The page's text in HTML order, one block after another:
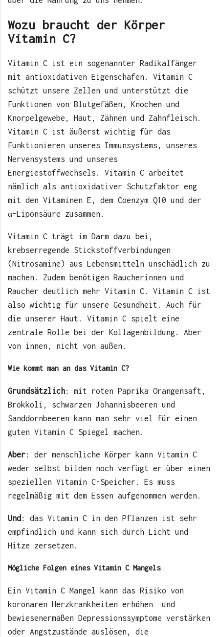
Wozu braucht der Körper
Vitamin C?
Vitamin C ist ein sogenannter Radikalfänger
mit antioxidativen Eigenschafen. Vitamin C
schützt unsere Zellen und unterstützt die
Funktionen von Blutgefäßen, Knochen und
Knorpelgewebe, Haut, Zähnen und Zahnfleisch.
Vitamin C ist äußerst wichtig für das
Funktionieren unseres Immunsystems, unseres
Nervensystems und unseres
Energiestoffwechsels. Vitamin C arbeitet
nämlich als antioxidativer Schutzfaktor eng
mit den Vitaminen E, dem Coenzym Q10 und der
α-Liponsäure zusammen.
Vitamin C trägt im Darm dazu bei,
krebserregende Stickstoffverbindungen
(Nitrosamine) aus Lebensmitteln unschädlich zu
machen. Zudem benötigen Raucherinnen und
Raucher deutlich mehr Vitamin C. Vitamin C ist
also wichtig für unsere Gesundheit. Auch für
die unserer Haut. Vitamin C spielt eine
zentrale Rolle bei der Kollagenbildung. Aber
von innen, nicht von außen.
Wie kommt man an das Vitamin C?
Grundsätzlich: mit roten Paprika Orangensaft,
Brokkoli, schwarzen Johannisbeeren und
Sanddornbeeren kann man sehr viel für einen
guten Vitamin C Spiegel machen.
Aber: der menschliche Körper kann Vitamin C
weder selbst bilden noch verfügt er über einen
speziellen Vitamin C-Speicher. Es muss
regelmäßig mit dem Essen aufgenommen werden.
Und : das Vitamin C in den Pflanzen ist sehr
empfindlich und kann sich durch Licht und
Hitze zersetzen.
Mögliche Folgen eines Vitamin C Mangels
Ein Vitamin C Mangel kann das Risiko von
koronaren Herzkrankheiten erhöhen und
bewiesenermaßen Depressionssymptome verstärken
oder Angstzustände auslösen, die